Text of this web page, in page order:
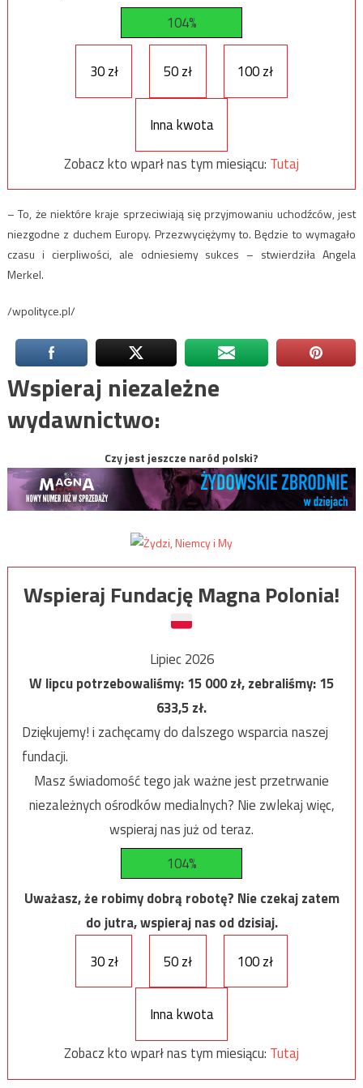
104%
30 zł 50 zł 100 zł
Inna kwota
Zobacz kto wparł nas tym miesiącu: Tutaj
– To, że niektóre kraje sprzeciwiają się przyjmowaniu uchodźców, jest
niezgodne z duchem Europy. Przezwyciężymy to. Będzie to wymagało
czasu i cierpliwości, ale odniesiemy sukces – stwierdziła Angela
Merkel.
/wpolityce.pl/
Wspieraj niezależne
wydawnictwo:
Czy jest jeszcze naród polski?
Wspieraj Fundację Magna Polonia!
Lipiec 2026
W lipcu potrzebowaliśmy:15 000zł, zebraliśmy:15
633,5zł.
Dziękujemy! i zachęcamy do dalszego wsparcia naszej
fundacji.
Masz świadomość tego jak ważne jest przetrwanie
niezależnych ośrodków medialnych? Nie zwlekaj więc,
wspieraj nas już od teraz.
104%
Uważasz, że robimy dobrą robotę? Nie czekaj zatem
do jutra, wspieraj nas od dzisiaj.
30 zł
50 zł 100 zł
Inna kwota
Zobacz kto wparł nas tym miesiącu: Tutaj